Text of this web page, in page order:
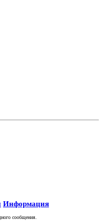
Информация
сообщения.